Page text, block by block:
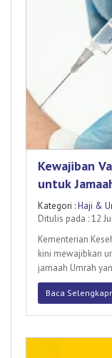
Kewajiban
untuk
Sampai
Kategori :Haji &
Ditulis pada : 12
Kementerian
kini mewajibkan
jamaah Umrah
H menda
Baca